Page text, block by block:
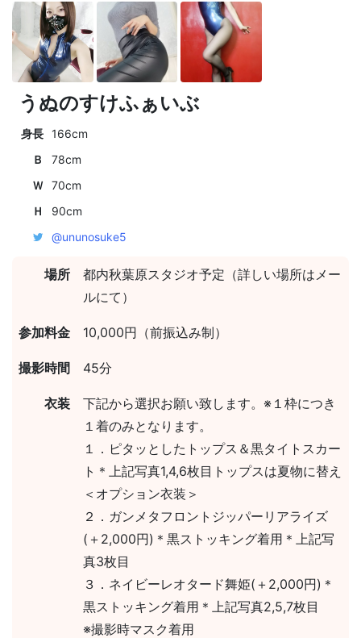
うぬのすけふぁいぶ
身長 166cm
Ｂ
78cm
Ｗ
70cm
Ｈ
90cm
@ununosuke5
場所
都内秋葉原スタジオ予定（詳しい場所はメー
ルにて）
参加料金 10,000円（前振込み制）
撮影時間 45分
衣装
下記から選択お願い致します。※１枠につき
１着のみとなります。
１．ピタッとしたトップス＆黒タイトスカー
ト＊上記写真1,4,6枚目トップスは夏物に替え
＜オプション衣装＞
２．ガンメタフロントジッパーリアライズ
(＋2,000円)＊黒ストッキング着用＊上記写
真3枚目
３．ネイビーレオタード舞姫(＋2,000円)＊
黒ストッキング着用＊上記写真2,5,7枚目
※撮影時マスク着用